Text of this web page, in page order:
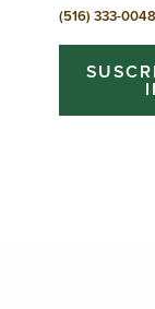
(516) 333-0048